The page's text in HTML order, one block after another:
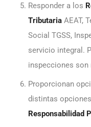
Responder a los
Tributaria AEAT,
Social TGSS,
servicio integral.
inspecciones son
Proporcionan
distintas
Responsabilidad